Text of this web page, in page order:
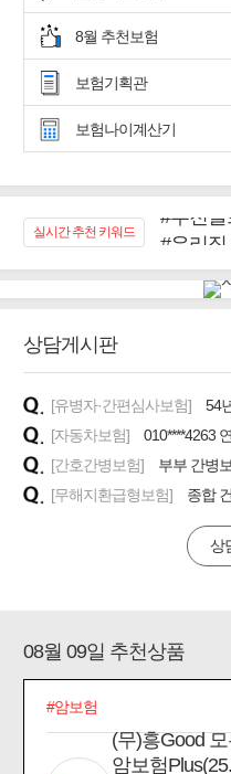
8월 추천보험
보험기획관
보험나이계산기
실시간 추천 키워드
#우리
#임플
#무해
#바뀌기
상담게시판
[유병자·간편심사보험]
54
[자동차보험]
010****4263
[간호간병보험]
부부 간병
[무해지환급형보험]
종합
상
08월 09일 추천상품
#암보험
(무)흥Good
암보험